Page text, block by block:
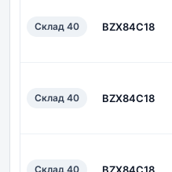
Склад 40 BZX84C18
Склад 40 BZX84C18
Склад 40